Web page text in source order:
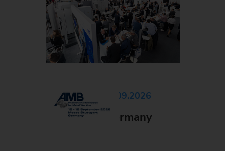
15.09.2026 - 19.09.2026
AMB 2026, Germany